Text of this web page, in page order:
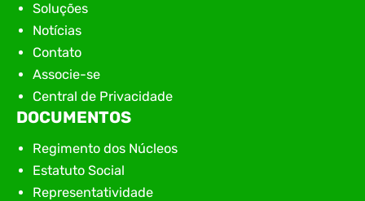
Soluções
Notícias
Contato
Associe-se
Central de Privacidade
DOCUMENTOS
Regimento dos Núcleos
Estatuto Social
Representatividade